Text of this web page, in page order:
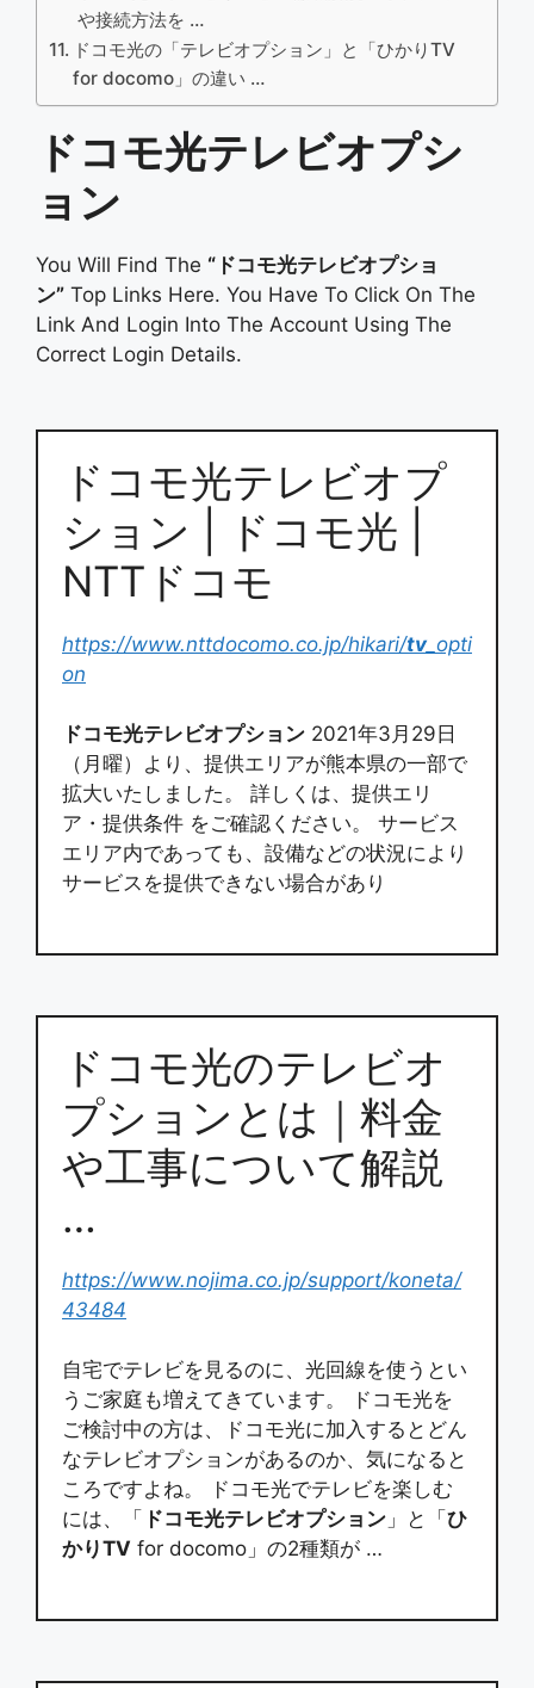
や接続方法を …
ドコモ光の「テレビオプション」と「ひかりTV
for docomo」の違い …
ドコモ光テレビオプシ
ョン
You Will Find The “ドコモ光テレビオプショ
ン” Top Links Here. You Have To Click On The
Link And Login Into The Account Using The
Correct Login Details.
ドコモ光テレビオプ
ション | ドコモ光 |
NTTドコモ
https://www.nttdocomo.co.jp/hikari/tv_opti
on
ドコモ光テレビオプション 2021年3月29日
（月曜）より、提供エリアが熊本県の一部で
拡大いたしました。 詳しくは、提供エリ
ア・提供条件 をご確認ください。 サービス
エリア内であっても、設備などの状況により
サービスを提供できない場合があり
ドコモ光のテレビオ
プションとは｜料金
や工事について解説
…
https://www.nojima.co.jp/support/koneta/
43484
自宅でテレビを見るのに、光回線を使うとい
うご家庭も増えてきています。 ドコモ光を
ご検討中の方は、ドコモ光に加入するとどん
なテレビオプションがあるのか、気になると
ころですよね。 ドコモ光でテレビを楽しむ
には、「 ドコモ光テレビオプション 」と「 ひ
かりTV for docomo」の2種類が …